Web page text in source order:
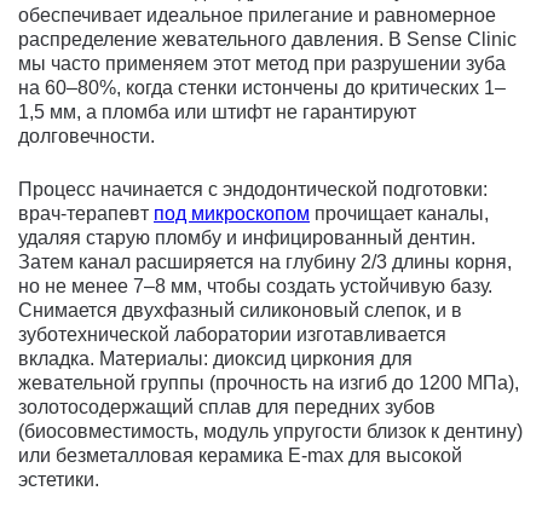
обеспечивает идеальное прилегание и равномерное
распределение жевательного давления. В Sense Clinic
мы часто применяем этот метод при разрушении зуба
на 60–80%, когда стенки истончены до критических 1–
1,5 мм, а пломба или штифт не гарантируют
долговечности.
Процесс начинается с эндодонтической подготовки:
врач-терапевт под микроскопом прочищает каналы,
удаляя старую пломбу и инфицированный дентин.
Затем канал расширяется на глубину 2/3 длины корня,
но не менее 7–8 мм, чтобы создать устойчивую базу.
Снимается двухфазный силиконовый слепок, и в
зуботехнической лаборатории изготавливается
вкладка. Материалы: диоксид циркония для
жевательной группы (прочность на изгиб до 1200 МПа),
золотосодержащий сплав для передних зубов
(биосовместимость, модуль упругости близок к дентину)
или безметалловая керамика E-max для высокой
эстетики.